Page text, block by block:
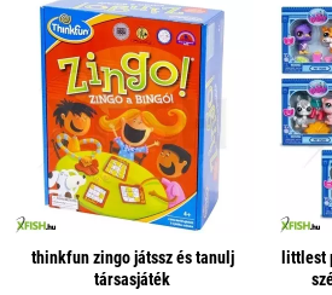
thinkfun zingo játssz és tanulj
társasjáték
littlest